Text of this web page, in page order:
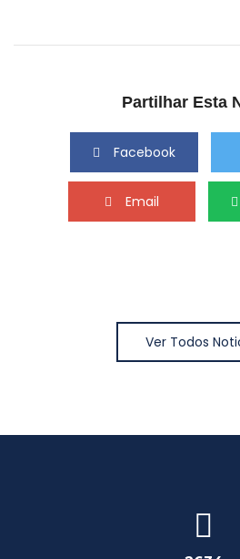
Partilhar Esta
Facebook
Email
Ver Todos